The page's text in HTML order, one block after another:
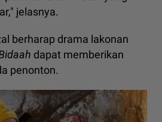
jelasnya.
berharap drama lakonan
dapat memberikan
penonton.